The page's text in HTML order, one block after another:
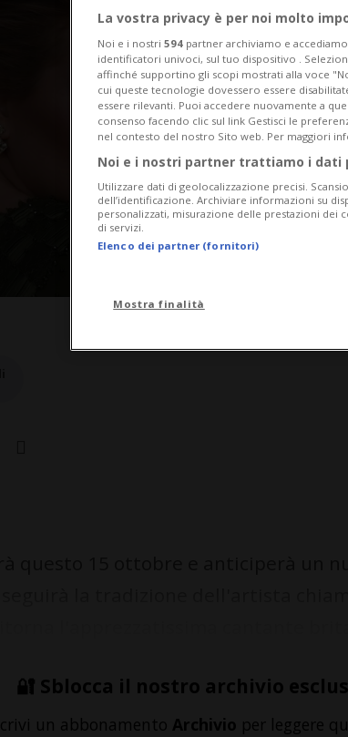
🔐 Sblocca il nostro archivio
un abbonamento Archivio per leggere
La vostra privacy è per noi molto
Noi e i nostri 594 partner archiviamo e
identificatori univoci, sul tuo dispositivo .
affinché supportino gli scopi mostrati alla voce
cui queste tecnologie dovessero essere
essere rilevanti. Puoi accedere nuovamente a
consenso facendo clic sul link Gestisci le
nel contesto del nostro Sito web. Per maggiori
Noi e i nostri partner trattiamo i dati
Utilizzare dati di geolocalizzazione precisi.
dell’identificazione. Archiviare informazioni su
personalizzati, misurazione delle prestazioni dei
di servizi.
Elenco dei partner (fornitori)
Mostra finalità